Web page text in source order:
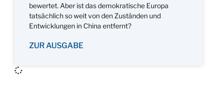
bewertet. Aber ist das demokratische Europa
tatsächlich so weit von den Zuständen und
Entwicklungen in China entfernt?
ZUR AUSGABE